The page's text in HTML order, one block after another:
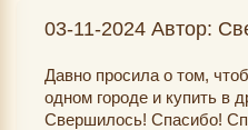
03-11-2024 Автор:
Давно просила о том,
одном городе и купить в
Свершилось! Спасибо!